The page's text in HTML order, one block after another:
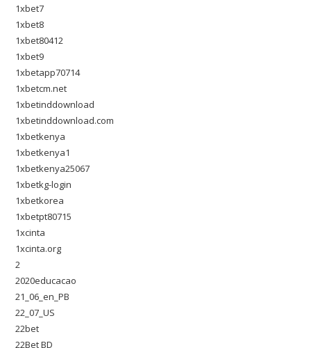
1xbet7
1xbet8
1xbet80412
1xbet9
1xbetapp70714
1xbetcm.net
1xbetinddownload
1xbetinddownload.com
1xbetkenya
1xbetkenya1
1xbetkenya25067
1xbetkg-login
1xbetkorea
1xbetpt80715
1xcinta
1xcinta.org
2
2020educacao
21_06_en_PB
22_07_US
22bet
22Bet BD